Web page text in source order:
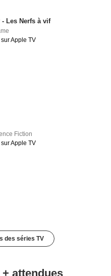
- Les Nerfs à vif
Apple TV
Fiction
Apple TV
des séries TV
attendues